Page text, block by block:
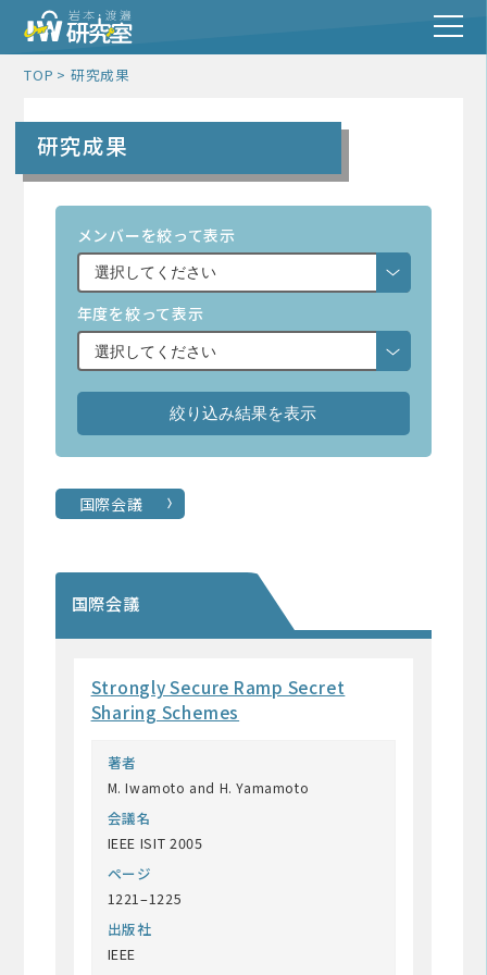
TOP 研究成果
研究成果
メンバーを絞って表示
年度を絞って表示
国際会議
国際会議
Strongly Secure Ramp Secret
Sharing Schemes
著者
M. Iwamoto and H. Yamamoto
会議名
IEEE ISIT 2005
ページ
1221–1225
出版社
IEEE